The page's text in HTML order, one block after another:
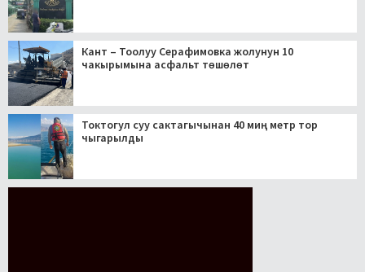
Кант – Тоолуу Серафимовка жолунун 10
чакырымына асфальт төшөлөт
Токтогул суу сактагычынан 40 миң метр тор
чыгарылды